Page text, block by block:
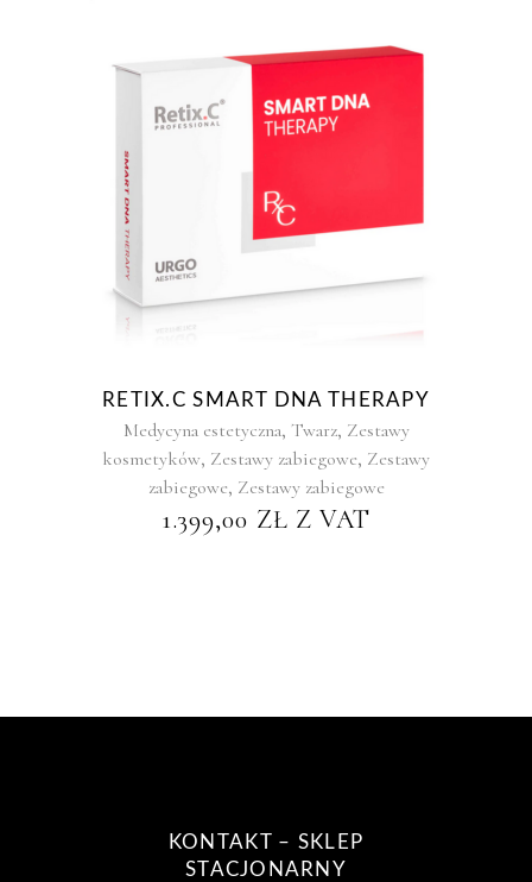
RETIX.C SMART DNA THERAPY
Medycyna estetyczna, Twarz, Zestawy
kosmetyków, Zestawy zabiegowe, Zestawy
zabiegowe, Zestawy zabiegowe
1.399,00 ZŁ Z VAT
KONTAKT – SKLEP
STACJONARNY